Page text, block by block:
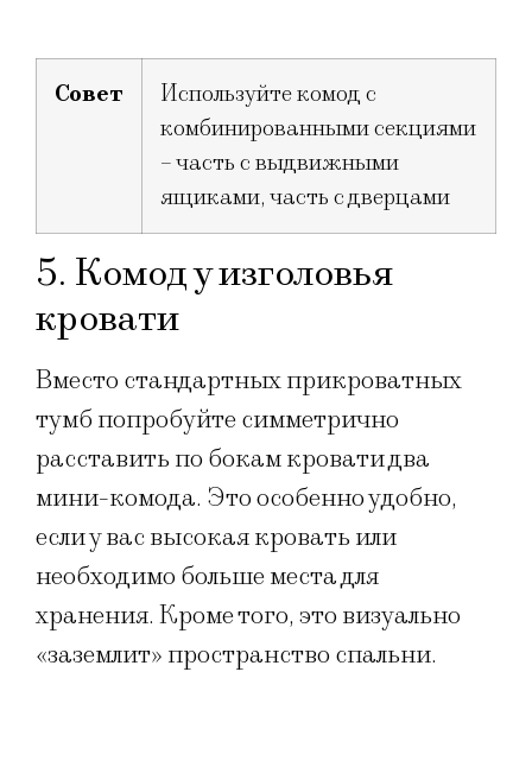
Совет
Используйте комод с
комбинированными секциями
– часть с выдвижными
ящиками, часть с дверцами
5. Комод у изголовья
кровати
Вместо стандартных прикроватных
тумб попробуйте симметрично
расставить по бокам кровати два
мини-комода. Это особенно удобно,
если у вас высокая кровать или
необходимо больше места для
хранения. Кроме того, это визуально
«заземлит» пространство спальни.